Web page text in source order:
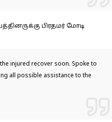
பிரதமர் மோடி
injured recover soon. Spoke to
all possible assistance to the